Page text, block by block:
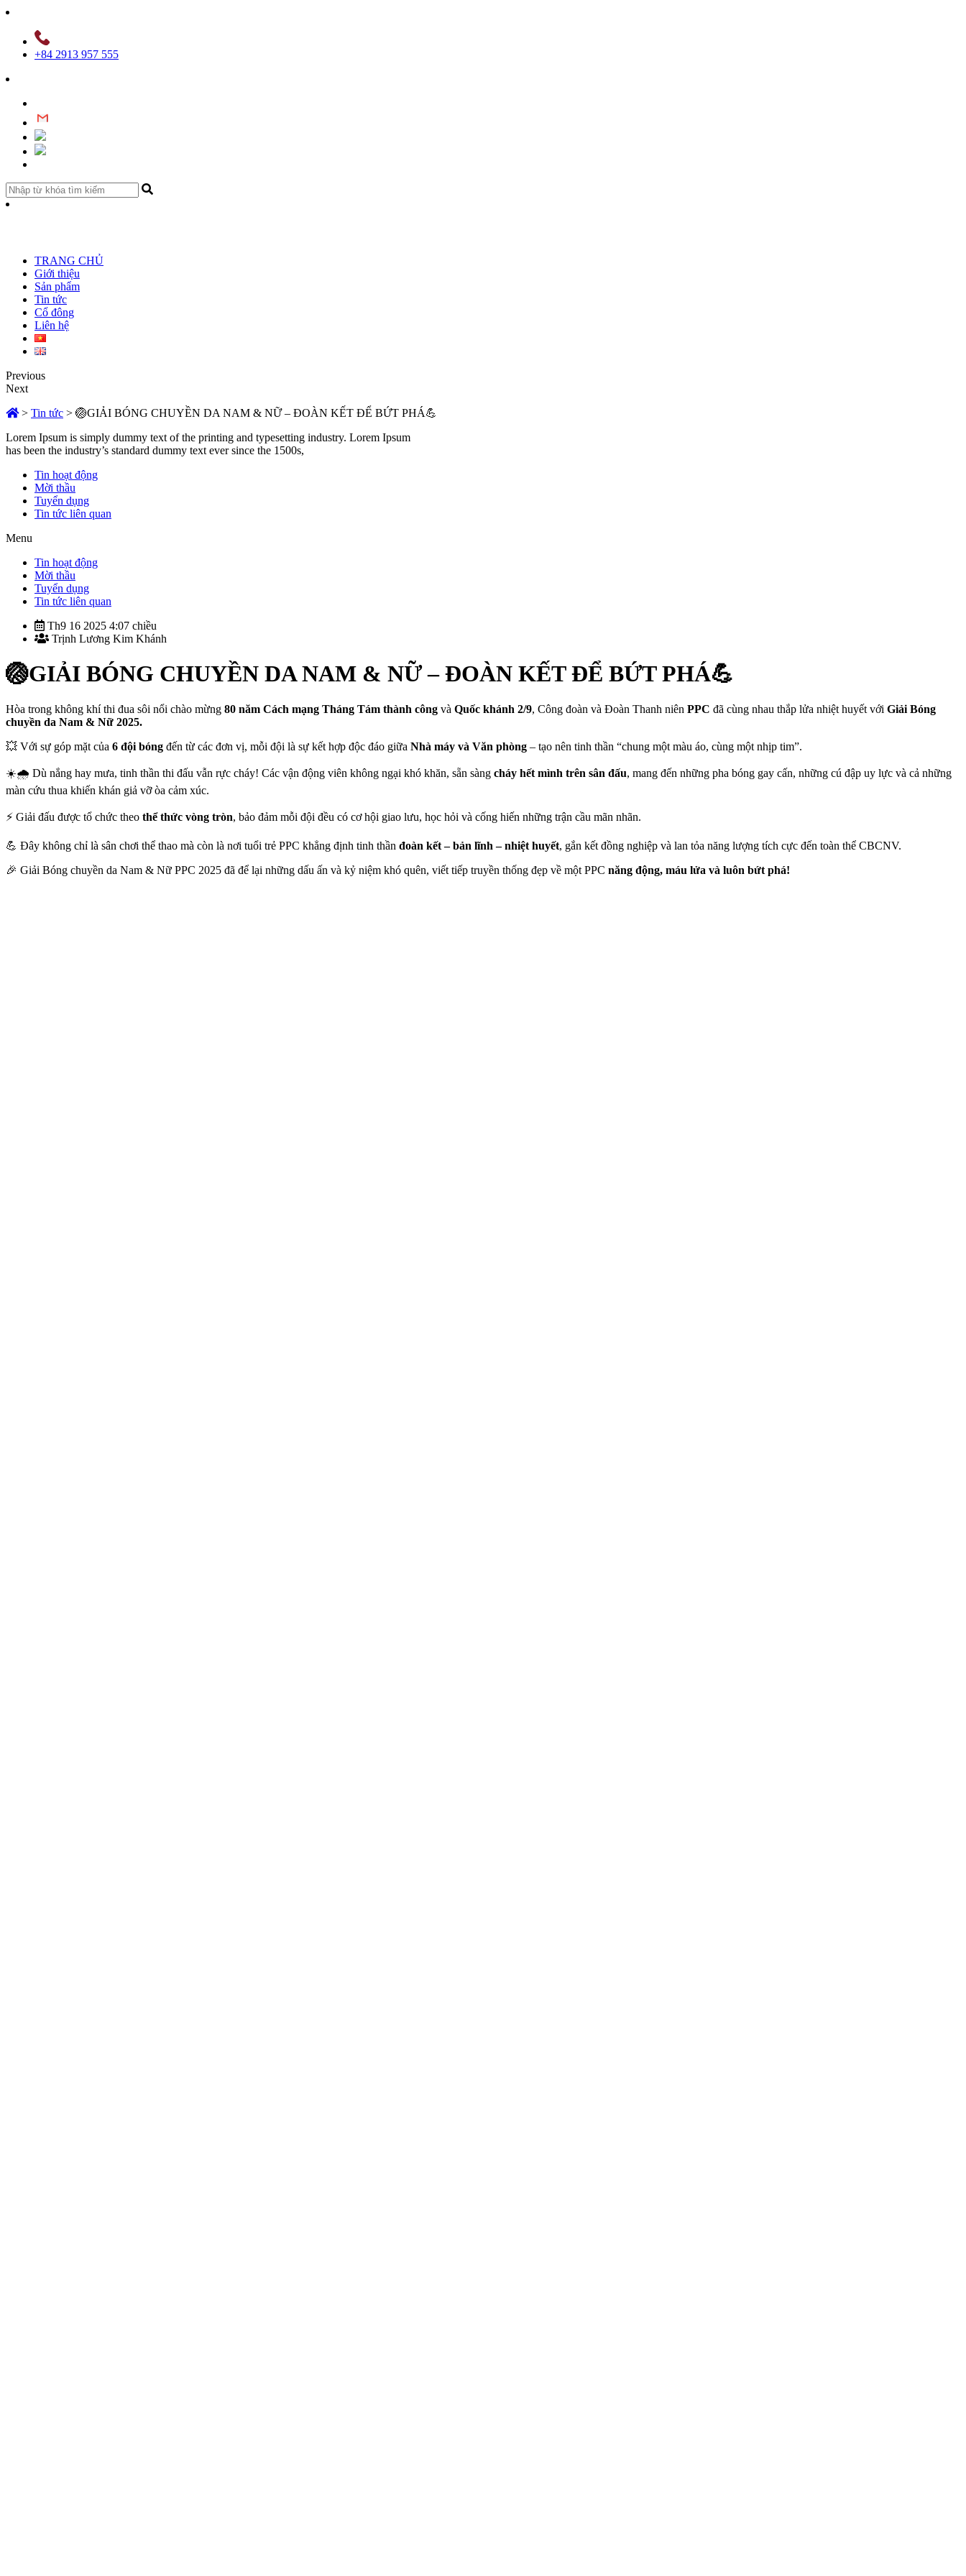
+84 2913 957 555
TRANG CHỦ
Giới thiệu
Sản phẩm
Tin tức
Cổ đông
Liên hệ
Previous
Next
> Tin tức > 🏐GIẢI BÓNG CHUYỀN DA NAM & NỮ – ĐOÀN KẾT ĐỂ BỨT PHÁ💪
Lorem Ipsum is simply dummy text of the printing and typesetting industry. Lorem Ipsum
has been the industry’s standard dummy text ever since the 1500s,
Tin hoạt động
Mời thầu
Tuyển dụng
Tin tức liên quan
Menu
Tin hoạt động
Mời thầu
Tuyển dụng
Tin tức liên quan
Th9 16 2025 4:07 chiều
Trịnh Lương Kim Khánh
🏐GIẢI BÓNG CHUYỀN DA NAM & NỮ – ĐOÀN KẾT ĐỂ BỨT PHÁ💪
Hòa trong không khí thi đua sôi nổi chào mừng 80 năm Cách mạng Tháng Tám thành công và Quốc khánh 2/9, Công đoàn và Đoàn Thanh niên PPC đã cùng nhau thắp lửa nhiệt huyết với Giải Bóng
chuyền da Nam & Nữ 2025.
💥 Với sự góp mặt của 6 đội bóng đến từ các đơn vị, mỗi đội là sự kết hợp độc đáo giữa Nhà máy và Văn phòng – tạo nên tinh thần “chung một màu áo, cùng một nhịp tim”.
☀️🌧️ Dù nắng hay mưa, tinh thần thi đấu vẫn rực cháy! Các vận động viên không ngại khó khăn, sẵn sàng cháy hết mình trên sân đấu, mang đến những pha bóng gay cấn, những cú đập uy lực và cả những
màn cứu thua khiến khán giả vỡ òa cảm xúc.
⚡ Giải đấu được tổ chức theo thể thức vòng tròn, bảo đảm mỗi đội đều có cơ hội giao lưu, học hỏi và cống hiến những trận cầu mãn nhãn.
💪 Đây không chỉ là sân chơi thể thao mà còn là nơi tuổi trẻ PPC khẳng định tinh thần đoàn kết – bản lĩnh – nhiệt huyết, gắn kết đồng nghiệp và lan tỏa năng lượng tích cực đến toàn thể CBCNV.
🎉 Giải Bóng chuyền da Nam & Nữ PPC 2025 đã để lại những dấu ấn và kỷ niệm khó quên, viết tiếp truyền thống đẹp về một PPC năng động, máu lửa và luôn bứt phá!